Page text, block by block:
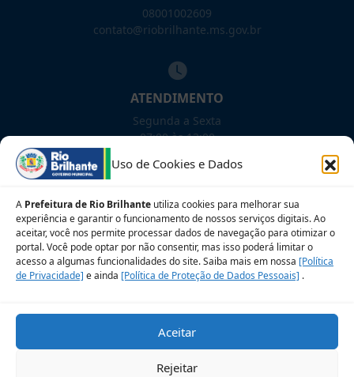
Uso de Cookies e Dados
A Prefeitura de Rio Brilhante utiliza cookies para melhorar sua
experiência e garantir o funcionamento de nossos serviços digitais. Ao
aceitar, você nos permite processar dados de navegação para otimizar o
portal. Você pode optar por não consentir, mas isso poderá limitar o
acesso a algumas funcionalidades do site. Saiba mais em nossa [Política
de Privacidade] e ainda [Política de Proteção de Dados Pessoais] .
Aceitar
Rejeitar
08001002609
contato@riobrilhante.ms.gov.br
ATENDIMENTO
Segunda a Sexta
07:00 às 13:00
NOSSAS REDES!
Siga para novidades
Sobre a LGPD
Perguntas frequentes
Avalie nosso site